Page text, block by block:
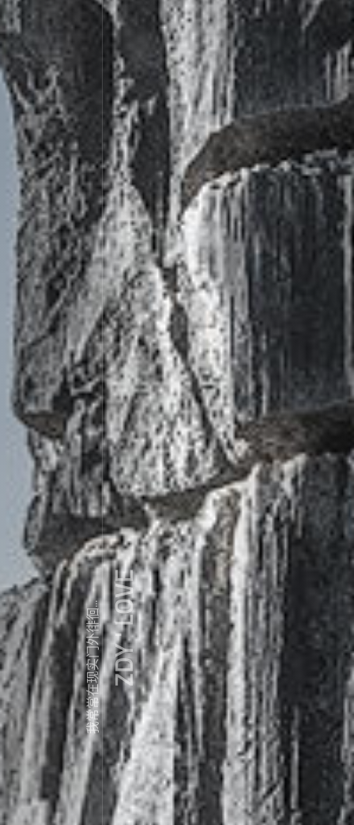
我常常在现实门外徘徊...ZDY ' LOVE